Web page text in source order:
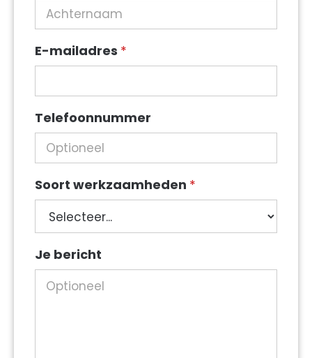
E-mailadres *
Telefoonnummer
Soort werkzaamheden *
werkzaamheden
Je bericht